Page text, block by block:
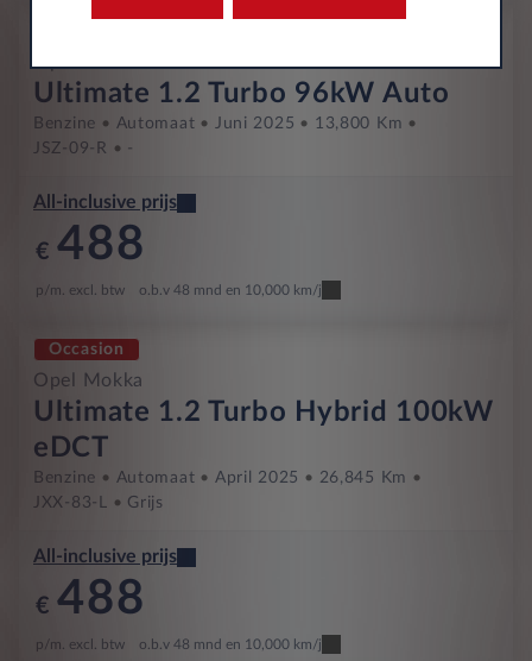
Ultimate 1.2 Turbo 96kW Auto
Benzine Automaat Juni 2025
13,800 Km
JSZ-09-R
-
All-inclusive prijs
€ 488
p/m. excl. btw o.b.v 48 mnd en 10,000 km/j
Occasion
Opel Mokka
Ultimate 1.2 Turbo Hybrid 100kW
eDCT
Benzine Automaat April 2025
26,845 Km
JXX-83-L
Grijs
All-inclusive prijs
€ 488
p/m. excl. btw o.b.v 48 mnd en 10,000 km/j